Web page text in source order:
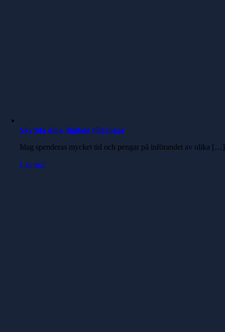
Skydda dina digitala tillgångar
Idag spenderas mycket tid och pengar på införandet av olika […]
Läs mer